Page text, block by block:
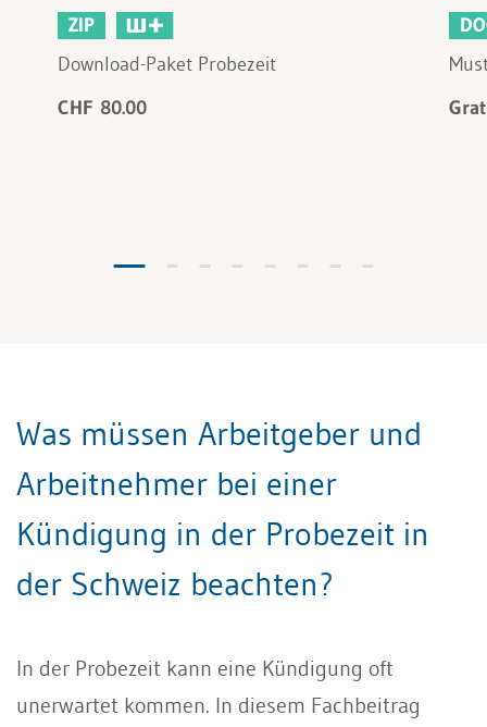
ZIP
Download-Paket Probezeit
CHF 80.00
Was müssen Arbeitgeber und
Arbeitnehmer bei einer
Kündigung in der Probezeit in
der Schweiz beachten?
In der Probezeit kann eine Kündigung oft
unerwartet kommen. In diesem Fachbeitrag